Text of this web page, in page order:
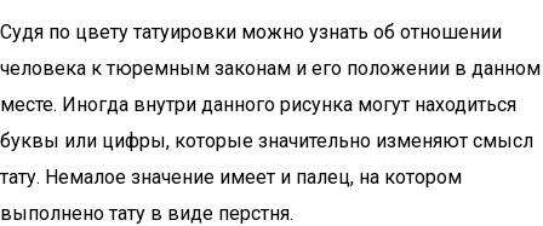
Судя по цвету татуировки можно узнать об отношении
человека к тюремным законам и его положении в данном
месте. Иногда внутри данного рисунка могут находиться
буквы или цифры, которые значительно изменяют смысл
тату. Немалое значение имеет и палец, на котором
выполнено тату в виде перстня.